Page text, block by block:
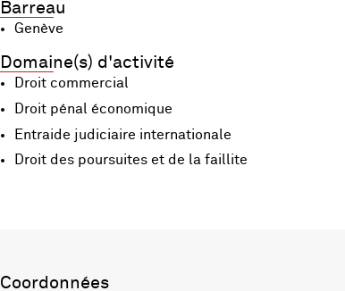
Barreau
Genève
Domaine(s) d'activité
Droit commercial
Droit pénal économique
Entraide judiciaire internationale
Droit des poursuites et de la faillite
Coordonnées